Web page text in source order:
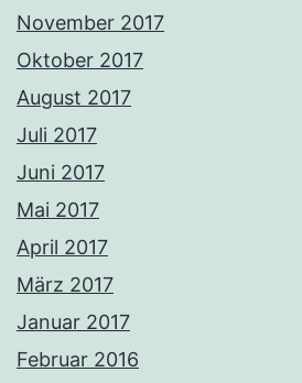
November 2017
Oktober 2017
August 2017
Juli 2017
Juni 2017
Mai 2017
April 2017
März 2017
Januar 2017
Februar 2016